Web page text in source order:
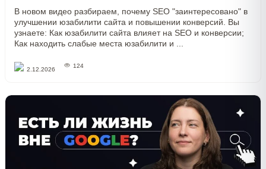
В новом видео разбираем, почему SEO "заинтересовано" в
улучшении юзабилити сайта и повышении конверсий. Вы
узнаете: Как юзабилити сайта влияет на SEO и конверсии;
Как находить слабые места юзабилити и ...
2.12.2026
124